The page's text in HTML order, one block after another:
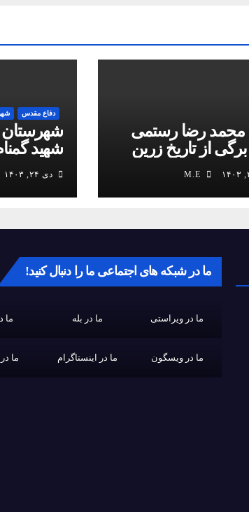
محمد رضا رستمی
برگی از تاریخ زرین
دفاع مقدس
شهرستان
شهید
دی ۲۴, ۱۴۰۳
ما در شبکه های اجتماعی ما را دنبال کنید!
ما در ویراستی ما در بله ما
ما در ویسگون ما در اینستاگرام ما